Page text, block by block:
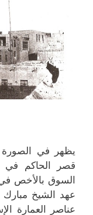
يظهر في
قصر الحاكم في
عهد الشيخ مبارك
عناصر العمارة